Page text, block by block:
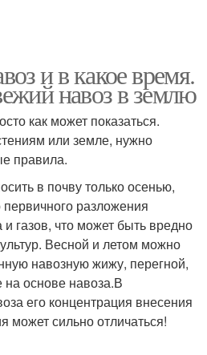
и в какое время.
навоз в землю
как может показаться.
или земле, нужно
правила.
в почву только осенью,
разложения
газов, что может быть вредно
Весной и летом можно
навозную жижу, перегной,
на основе навоза.В
его концентрация внесения
может сильно отличаться!